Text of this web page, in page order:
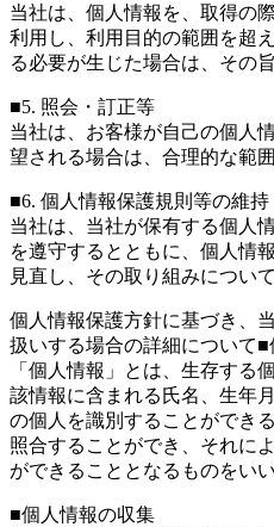
当社は、個人情報を、取得の
利用し、利用目的の範囲を超
る必要が生じた場合は、その
■5. 照会・訂正等
当社は、お客様が自己の個人
望される場合は、合理的な範
■6. 個人情報保護規則等の維持
当社は、当社が保有する個人
を遵守するとともに、個人情
見直し、その取り組みについ
個人情報保護方針に基づき、
扱いする場合の詳細について■
「個人情報」とは、生存する
該情報に含まれる氏名、生年
の個人を識別することができ
照合することができ、それに
ができることとなるものをいい
■個人情報の収集